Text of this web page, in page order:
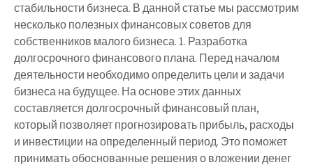
стабильности бизнеса. В данной статье мы рассмотрим
несколько полезных финансовых советов для
собственников малого бизнеса. 1. Разработка
долгосрочного финансового плана. Перед началом
деятельности необходимо определить цели и задачи
бизнеса на будущее. На основе этих данных
составляется долгосрочный финансовый план,
который позволяет прогнозировать прибыль, расходы
и инвестиции на определенный период. Это поможет
принимать обоснованные решения о вложении денег